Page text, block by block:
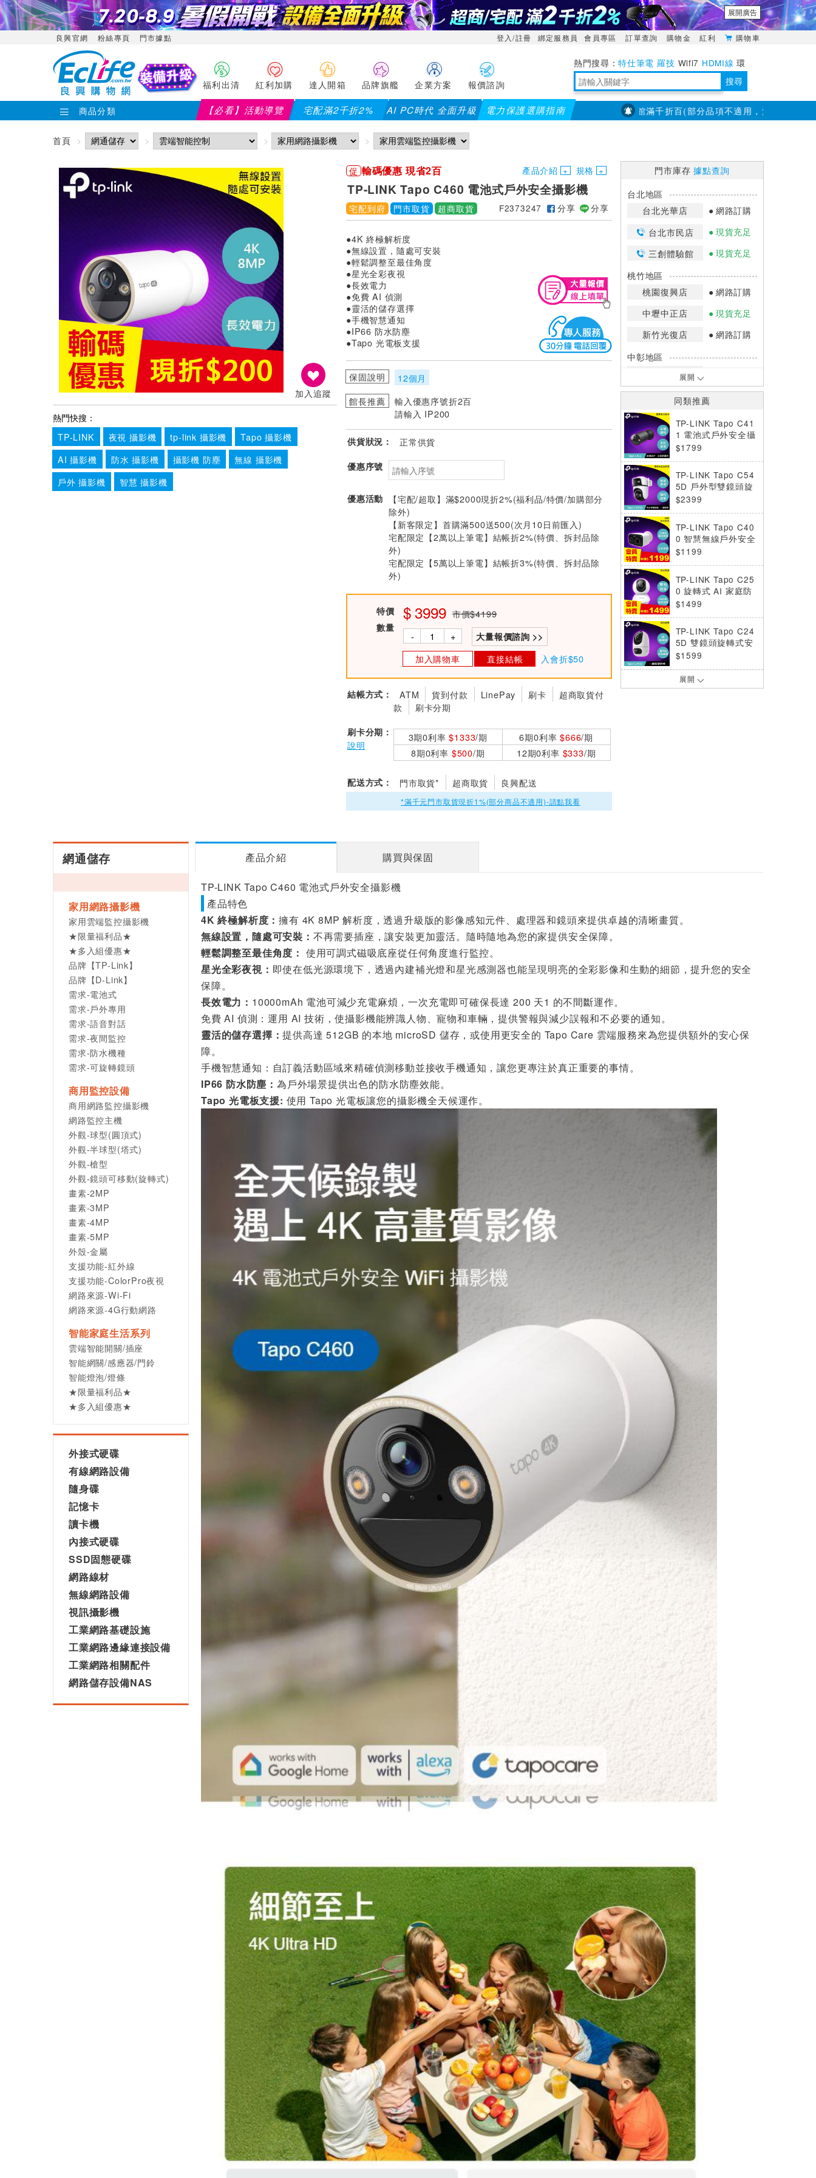
展開廣告
良興官網 粉絲專頁 門市據點 登入/註冊 綁定服務員 會員專區 訂單查詢 購物金 紅利 購物車
福利出清 紅利加購 達人開箱 品牌旗艦 企業方案 報價諮詢
特仕筆電 羅技 Wifi7 HDMI線 環
境量測 明緯POWER 搜尋
商品分類 【必看】活動導覽 宅配滿2千折2% AI PC時代 全面升級 電力保護選購指南【PX大通】全館滿千折百(部分品項不適用，滿2千折200...)
首頁
加入追蹤
熱門快搜：
TP-LINK
夜視 攝影機 tp-link 攝影機
Tapo 攝影機
AI 攝影機
防水 攝影機 攝影機 防塵
無線 攝影機
戶外 攝影機
智慧 攝影機
促 輸碼優惠 現省2百 產品介紹 規格
TP-LINK Tapo C460 電池式戶外安全攝影機
宅配到府 門市取貨 超商取貨 F2373247 分享 分享
●4K 終極解析度
●無線設置，隨處可安裝
●輕鬆調整至最佳角度
●星光全彩夜視
●長效電力
●免費 AI 偵測
●靈活的儲存選擇
●手機智慧通知
●IP66 防水防塵
●Tapo 光電板支援
保固說明
12個月
館長推薦
輸入優惠序號折2百
請輸入 IP200
供貨狀況： 正常供貨
優惠序號
優惠活動
【宅配/超取】滿$2000現折2%(福利品/特價/加購部分
除外)
【新客限定】首購滿500送500(次月10日前匯入)
宅配限定【2萬以上筆電】結帳折2%(特價、拆封品除
外)
宅配限定【5萬以上筆電】結帳折3%(特價、拆封品除
外)
特價 3999 市價$4199
數量
- + 大量報價諮詢 >>
加入購物車 直接結帳 入會折$50
結帳方式： ATM 貨到付款 LinePay 刷卡
超商取貨付
款
刷卡分期
刷卡分期：
說明
3期0利率$1333/期 6期0利率$666/期
8期0利率 $500/期 12期0利率 $333/期
配送方式： 門市取貨* 超商取貨 良興配送
*滿千元門市取貨現折1%(部分商品不適用)-請點我看
門市庫存據點查詢
台北地區
台北光華店
網路訂購
台北市民店
現貨充足
三創體驗館
現貨充足
桃竹地區
桃園復興店
網路訂購
中壢中正店
現貨充足
新竹光復店
網路訂購
中彰地區
台中英才店
嘉南地區
高雄中華店
高雄鳳山店
網路訂購
*庫存數量：網路訂購(0)、少量庫存
(1~2)、現貨充足(3以上)。
*門市庫存以店內實際數量為準，可使
用專人服務或撥打門市電話洽詢。
展開
同類推薦
TP-LINK Tapo C41
1 電池式戶外安全攝
影機
$1799
TP-LINK Tapo C54
5D 戶外型雙鏡頭旋
轉式防護攝影機
$2399
TP-LINK Tapo C40
0 智慧無線戶外安全
攝影機
$1199
TP-LINK Tapo C25
0 旋轉式 AI 家庭防
護 Wi-Fi 網路攝影
$1499
TP-LINK Tapo C24
5D 雙鏡頭旋轉式安
全攝影機
$1599
TP-LINK Tapo C23
-Fi 防護攝影機
$3999
展開
網通儲存
家用網路攝影機
家用雲端監控攝影機
★限量福利品★
★多入組優惠★
品牌【TP-Link】
品牌【D-Link】
需求-電池式
需求-戶外專用
需求-語音對話
需求-夜間監控
需求-防水機種
需求-可旋轉鏡頭
商用監控設備
商用網路監控攝影機
網路監控主機
外觀-球型(圓頂式)
外觀-半球型(塔式)
外觀-槍型
外觀-鏡頭可移動(旋轉式)
畫素-2MP
畫素-3MP
畫素-4MP
畫素-5MP
外殼-金屬
支援功能-紅外線
支援功能-ColorPro夜視
網路來源-Wi-Fi
網路來源-4G行動網路
智能家庭生活系列
雲端智能開關/插座
智能網關/感應器/門鈴
智能燈泡/燈條
★限量福利品★
★多入組優惠★
外接式硬碟
有線網路設備
隨身碟
記憶卡
讀卡機
內接式硬碟
SSD固態硬碟
網路線材
無線網路設備
視訊攝影機
工業網路基礎設施
工業網路邊緣連接設備
工業網路相關配件
網路儲存設備NAS
產品介紹 購買與保固
TP-LINK Tapo C460 電池式戶外安全攝影機
產品特色
4K 終極解析度：擁有 4K 8MP 解析度，透過升級版的影像感知元件、處理器和鏡頭來提供卓越的清晰畫質。
無線設置，隨處可安裝： 不再需要插座，讓安裝更加靈活。隨時隨地為您的家提供安全保障。
輕鬆調整至最佳角度： 使用可調式磁吸底座從任何角度進行監控。
星光全彩夜視： 即使在低光源環境下，透過內建補光燈和星光感測器也能呈現明亮的全彩影像和生動的細節，提升您的安全
保障。
長效電力： 10000mAh 電池可減少充電麻煩，一次充電即可確保長達 200 天1 的不間斷運作。
免費 AI 偵測：運用 AI 技術，使攝影機能辨識人物、寵物和車輛，提供警報與減少誤報和不必要的通知。
靈活的儲存選擇：提供高達 512GB 的本地 microSD 儲存，或使用更安全的 Tapo Care 雲端服務來為您提供額外的安心保
障。
手機智慧通知：自訂義活動區域來精確偵測移動並接收手機通知，讓您更專注於真正重要的事情。
IP66 防水防塵： 為戶外場景提供出色的防水防塵效能。
Tapo 光電板支援: 使用 Tapo 光電板讓您的攝影機全天候運作。